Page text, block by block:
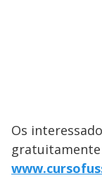
Os